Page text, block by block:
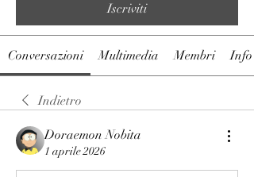
Iscriviti
Conversazioni Multimedia Membri Info
Indietro
Doraemon Nobita
1 aprile 2026